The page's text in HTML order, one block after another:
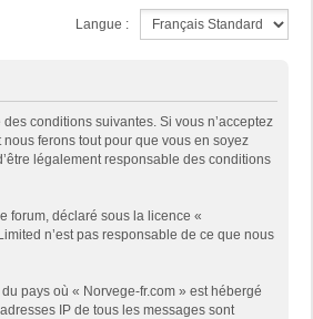
Langue :
conditions suivantes. Si vous n’acceptez
ferons tout pour que vous en soyez
légalement responsable des conditions
forum, déclaré sous la licence «
n’est pas responsable de ce que nous
pays où « Norvege-fr.com » est hébergé
IP de tous les messages sont